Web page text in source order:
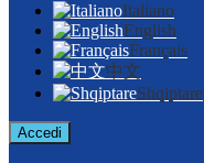
Italiano
English
Français
中文
Shqiptare
Accedi